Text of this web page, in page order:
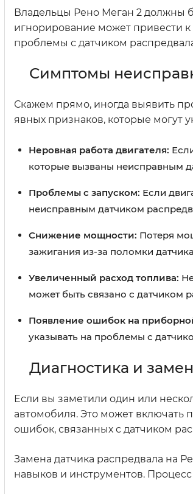
Владельцы Рено Меган 2 должны
игнорирование может привести
проблемы с датчиком
Симптомы
Скажем прямо, иногда выявить
явных признаков, которые могут
Неровная работа двигателя:
которые вызваны неисправным
Проблемы с запуском: Если
неисправным датчиком
Снижение мощности: Потеря
зажигания из-за поломки
Увеличенный расход топлива:
может быть связано с датчиком
Появление ошибок на
указывать на проблемы с
Диагностика и
Если вы заметили один или
автомобиля. Это может включать
ошибок, связанных с датчиком
Замена датчика распредвала на
навыков и инструментов.